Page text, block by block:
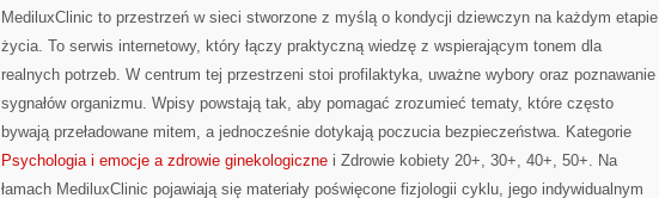
MediluxClinic to przestrzeń w sieci stworzone z myślą o kondycji dziewczyn na każdym etapie
życia. To serwis internetowy, który łączy praktyczną wiedzę z wspierającym tonem dla
realnych potrzeb. W centrum tej przestrzeni stoi profilaktyka, uważne wybory oraz poznawanie
sygnałów organizmu. Wpisy powstają tak, aby pomagać zrozumieć tematy, które często
bywają przeładowane mitem, a jednocześnie dotykają poczucia bezpieczeństwa. Kategorie
Psychologia i emocje a zdrowie ginekologiczne i Zdrowie kobiety 20+, 30+, 40+, 50+. Na
łamach MediluxClinic pojawiają się materiały poświęcone fizjologii cyklu, jego indywidualnym